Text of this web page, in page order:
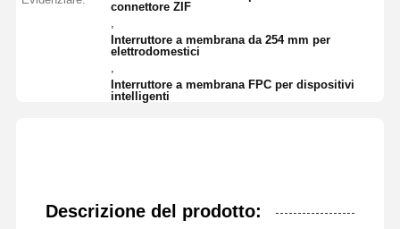
connettore ZIF
Interruttore a membrana da 254 mm per
elettrodomestici
Interruttore a membrana FPC per dispositivi
intelligenti
Descrizione del prodotto: